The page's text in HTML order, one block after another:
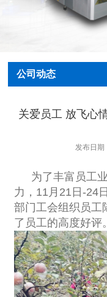
公司动态
关爱员工 放飞心
发布日期
为了丰富员工
力，11月21日-24
部门工会组织员工
了员工的高度好评。